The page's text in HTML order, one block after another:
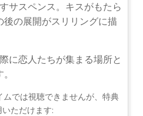
サスペンス。キスがもたら
の展開がスリリングに描
に恋人たちが集まる場所と
では視聴できませんが、特典
ただけます: